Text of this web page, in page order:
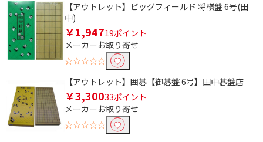
【アウトレット】ビッグフィールド 将棋盤 6号(田
中)
￥1,94719ポイント
メーカーお取り寄せ
☆☆☆☆☆
【アウトレット】囲碁【御碁盤 6号】田中碁盤店
￥3,30033ポイント
メーカーお取り寄せ
☆☆☆☆☆
条件で絞り込む
フリーワードで絞り込む
除外する